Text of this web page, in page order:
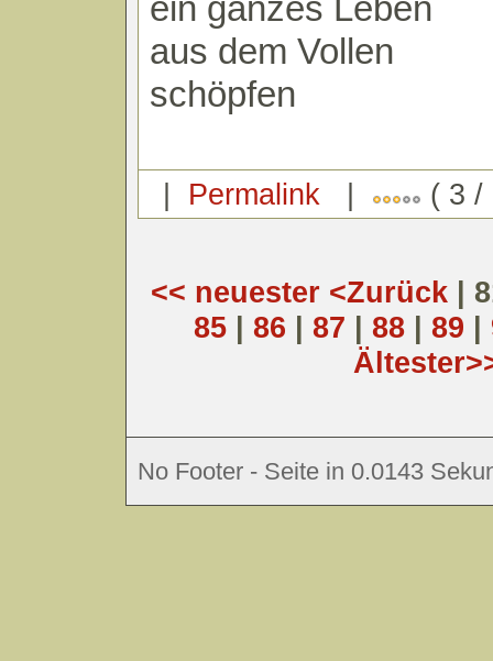
ein ganzes Leben
aus dem Vollen
schöpfen
| Permalink | ( 3 /
<< neuester <Zurück
|
85
86 87 88 89
No Footer - Seite in 0.0143